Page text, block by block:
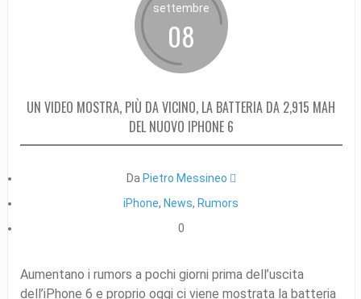
settembre
08
UN VIDEO MOSTRA, PIÙ DA VICINO, LA BATTERIA DA 2,915 MAH
DEL NUOVO IPHONE 6
Da Pietro Messineo 
iPhone,News,Rumors
0
Aumentano i rumors a pochi giorni prima dell’uscita
dell’iPhone 6 e proprio oggi ci viene mostrata la batteria